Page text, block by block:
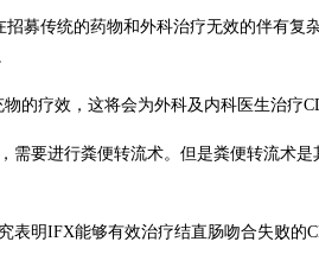
招募传统的药物和外科治疗无效的伴有
的疗效，这将会为外科及内科医生治疗
要进行粪便转流术。但是粪便转流术
明IFX能够有效治疗结直肠吻合失败